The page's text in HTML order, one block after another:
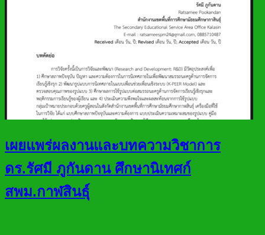
เผยแพร่ผลงานและบทความวิชาการ
ดร.รัศมี ภูกันดาน ศึกษานิเทศก์
สพม.กาฬสินธุ์